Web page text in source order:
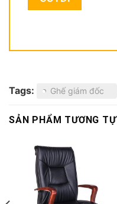
Tags: Ghế giám đốc
SẢN PHẨM TƯƠNG TỰ